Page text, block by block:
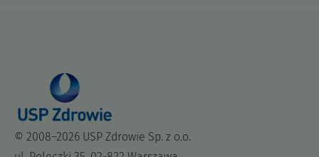
© 2008–2026 USP Zdrowie Sp. z o.o.